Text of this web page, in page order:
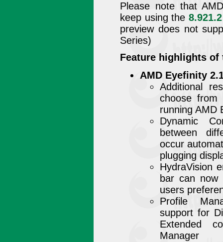
Please note that
keep using the
preview does not
Series)
Feature highlights of
AMD Eyefinity
Additional
choose from
running AMD
Dynamic
between
occur
plugging
HydraVision
bar can now
users
Profile
support for
Extended
Manager